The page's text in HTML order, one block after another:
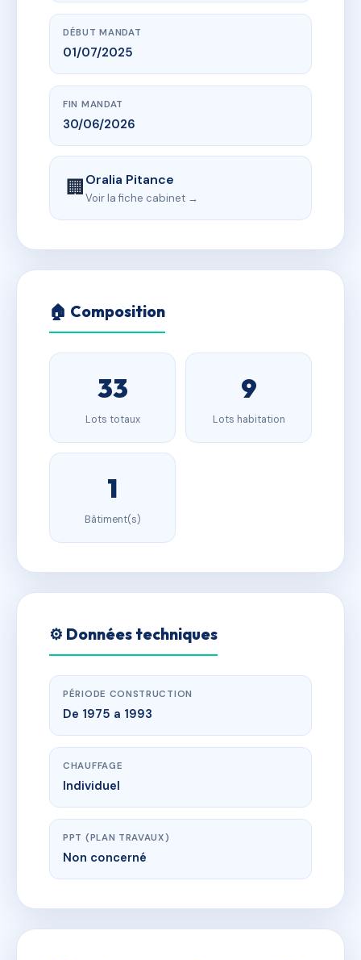
DÉBUT MANDAT
01/07/2025
FIN MANDAT
30/06/2026
🏢Oralia Pitance
Voir la fiche cabinet →
🏠 Composition
33
Lots totaux
9
Lots habitation
1
Bâtiment(s)
⚙️ Données techniques
PÉRIODE CONSTRUCTION
De 1975 a 1993
CHAUFFAGE
Individuel
PPT (PLAN TRAVAUX)
Non concerné